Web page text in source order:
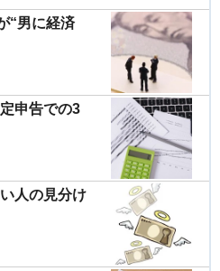
“男に経済
申告での3
人の見分け